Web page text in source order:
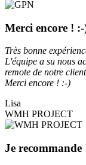
Merci encore !
Très bonne
L'équipe a su nous
remote de notre
Merci encore ! :-)
Lisa
WMH PROJECT
Je recommande